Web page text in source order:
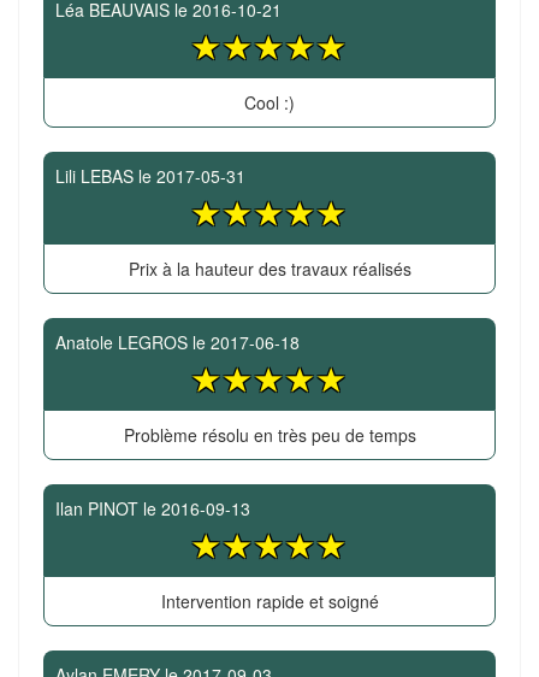
Léa BEAUVAIS le 2016-10-21
Cool :)
Lili LEBAS le 2017-05-31
Prix à la hauteur des travaux réalisés
Anatole LEGROS le 2017-06-18
Problème résolu en très peu de temps
Ilan PINOT le 2016-09-13
Intervention rapide et soigné